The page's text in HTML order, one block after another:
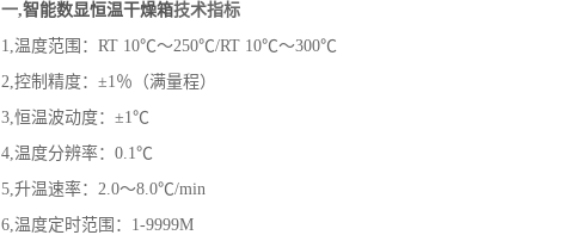
一,智能数显恒温干燥箱技术指标
1,温度范围：RT 10℃～250℃/RT 10℃～300℃
2,控制精度：±1％（满量程）
3,恒温波动度：±1℃
4,温度分辨率：0.1℃
5,升温速率：2.0～8.0℃/min
6,温度定时范围：1-9999M